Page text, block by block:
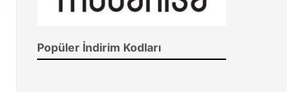
Popüler İndirim Kodları